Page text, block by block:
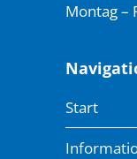
Montag –
Start